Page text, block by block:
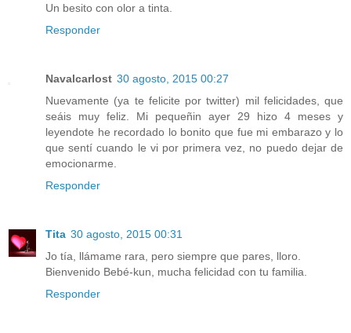
Un besito con olor a tinta.
Responder
Navalcarlost 30 agosto, 2015 00:27
Nuevamente (ya te felicite por twitter) mil felicidades, que
seáis muy feliz. Mi pequeñin ayer 29 hizo 4 meses y
leyendote he recordado lo bonito que fue mi embarazo y lo
que sentí cuando le vi por primera vez, no puedo dejar de
emocionarme.
Responder
Tita 30 agosto, 2015 00:31
Jo tía, llámame rara, pero siempre que pares, lloro.
Bienvenido Bebé-kun, mucha felicidad con tu familia.
Responder